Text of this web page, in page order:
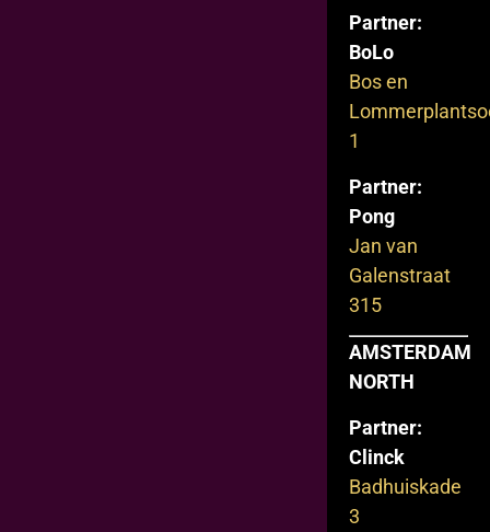
Partner:
BoLo
Bos en
1
Partner:
Pong
Jan van
Galenstraat
315
AMSTERDAM
NORTH
Partner:
Clinck
Badhuiskade
3